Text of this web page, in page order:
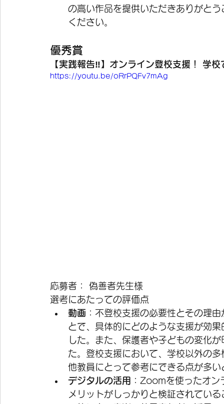
の高い作品を提供いただきありがと
ください。
優秀賞
【実践報告‼】オンライン登校支援！ 学
https://youtu.be/oRrPQFv7mAg
応募者： 偽善者先生様
選考にあたっての評価点
動画 ：不登校支援の必要性とその理
とで、具体的にどのような支援が効
した。また、保護者や子どもの変化
た。登校支援において、学校以外の
他教員にとって参考にできる点が多い
デジタルの活用 ：Zoomを使ったオ
メリットがしっかりと検証されてい